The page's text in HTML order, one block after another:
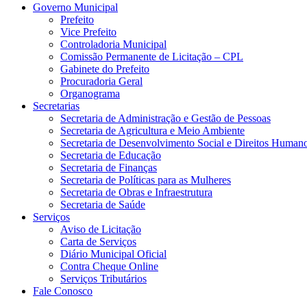
Governo Municipal
Prefeito
Vice Prefeito
Controladoria Municipal
Comissão Permanente de Licitação – CPL
Gabinete do Prefeito
Procuradoria Geral
Organograma
Secretarias
Secretaria de Administração e Gestão de Pessoas
Secretaria de Agricultura e Meio Ambiente
Secretaria de Desenvolvimento Social e Direitos
Secretaria de Educação
Secretaria de Finanças
Secretaria de Políticas para as Mulheres
Secretaria de Obras e Infraestrutura
Secretaria de Saúde
Serviços
Aviso de Licitação
Carta de Serviços
Diário Municipal Oficial
Contra Cheque Online
Serviços Tributários
Fale Conosco